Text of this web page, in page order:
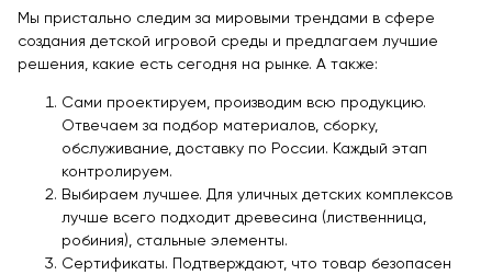
Мы пристально следим за мировыми трендами в сфере
создания детской игровой среды и предлагаем лучшие
решения, какие есть сегодня на рынке. А также:
Сами проектируем, производим всю продукцию.
Отвечаем за подбор материалов, сборку,
обслуживание, доставку по России. Каждый этап
контролируем.
Выбираем лучшее. Для уличных детских комплексов
лучше всего подходит древесина (лиственница,
робиния), стальные элементы.
Сертификаты. Подтверждают, что товар безопасен